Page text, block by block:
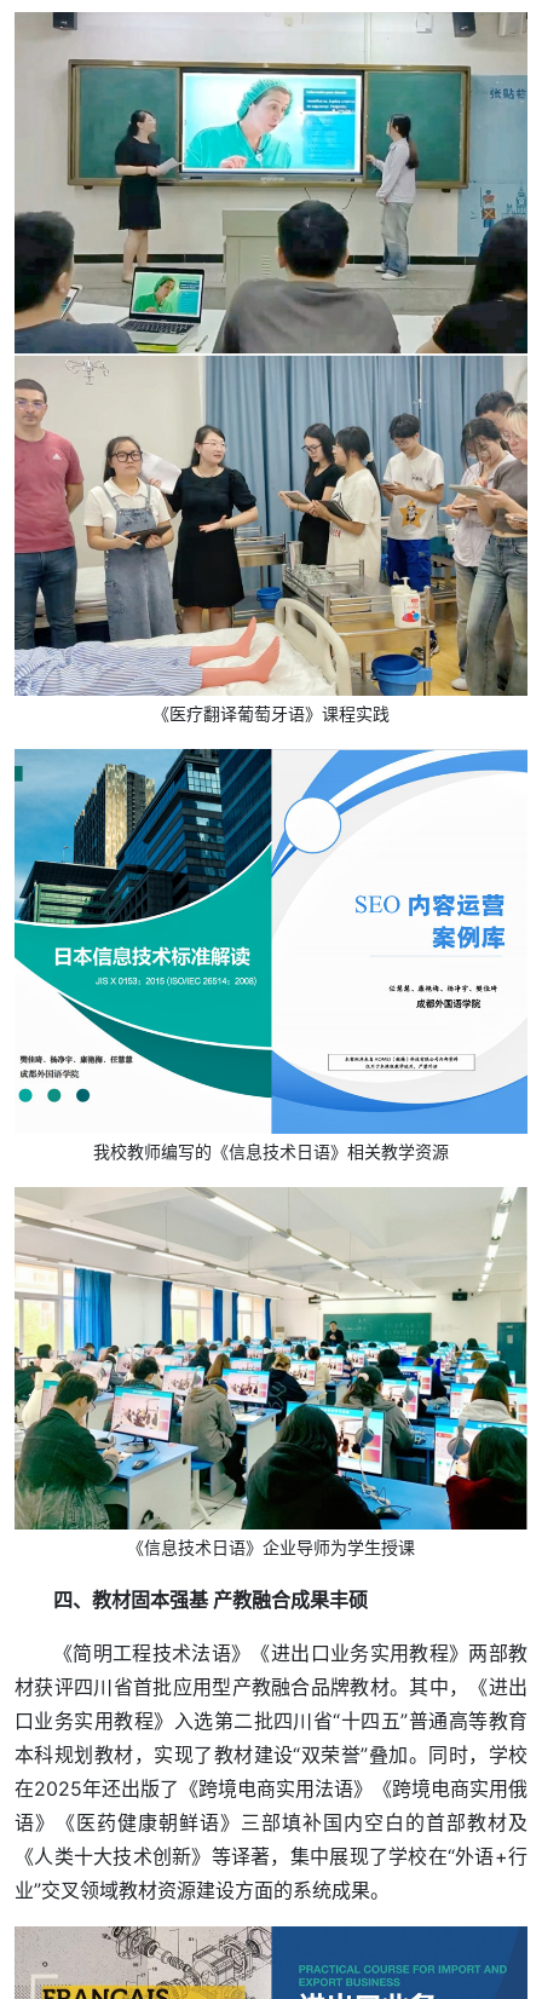
《医疗翻译葡萄牙语》课程实践
我校教师编写的《信息技术日语》相关教学资源
《信息技术日语》企业导师为学生授课
四、教材固本强基 产教融合成果丰硕
《简明工程技术法语》《进出口业务实用教程》两部教
材获评四川省首批应用型产教融合品牌教材。其中，《进出
口业务实用教程》入选第二批四川省“十四五”普通高等教育
本科规划教材，实现了教材建设“双荣誉”叠加。同时，学校
在2025年还出版了《跨境电商实用法语》《跨境电商实用俄
语》《医药健康朝鲜语》三部填补国内空白的首部教材及
《人类十大技术创新》等译著，集中展现了学校在“外语+行
业”交叉领域教材资源建设方面的系统成果。